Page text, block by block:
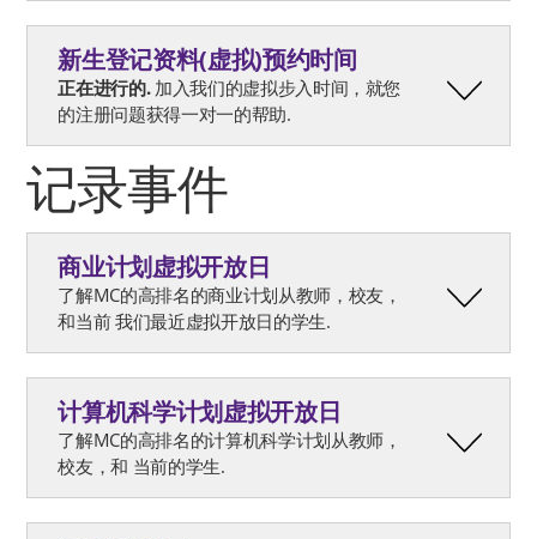
新生登记资料(虚拟)预约时间
正在进行的. 加入我们的虚拟步入时间，就您
的注册问题获得一对一的帮助.
记录事件
商业计划虚拟开放日
了解MC的高排名的商业计划从教师，校友，
和当前 我们最近虚拟开放日的学生.
计算机科学计划虚拟开放日
了解MC的高排名的计算机科学计划从教师，
校友，和 当前的学生.